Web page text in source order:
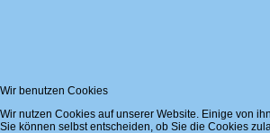
Wir benutzen Cookies
Wir nutzen Cookies auf unserer Website. Einige von
Sie können selbst entscheiden, ob Sie die Cookies